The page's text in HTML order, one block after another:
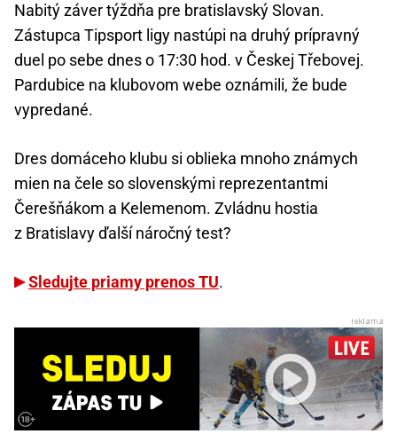
Nabitý záver týždňa pre bratislavský Slovan.
Zástupca Tipsport ligy nastúpi na druhý prípravný
duel po sebe dnes o 17:30 hod. v Českej Třebovej.
Pardubice na klubovom webe oznámili, že bude
vypredané.
Dres domáceho klubu si oblieka mnoho známych
mien na čele so slovenskými reprezentantmi
Čerešňákom a Kelemenom. Zvládnu hostia
z Bratislavy ďalší náročný test?
Sledujte priamy prenos TU.